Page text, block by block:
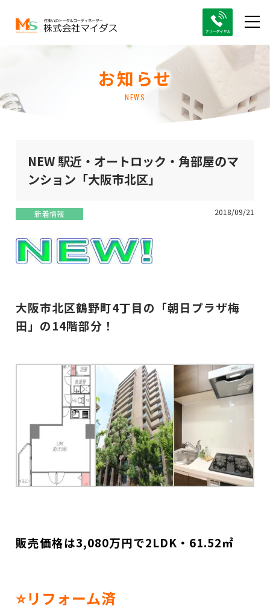
お知らせ
NEWS
NEW 駅近・オートロック・角部屋のマ
ンション「大阪市北区」
新着情報 2018/09/21
大阪市北区鶴野町4丁目の 「朝日プラザ梅
田」の14階部分！
販売価格は3,080万円で2LDK・61.52㎡
⭐リフォーム済